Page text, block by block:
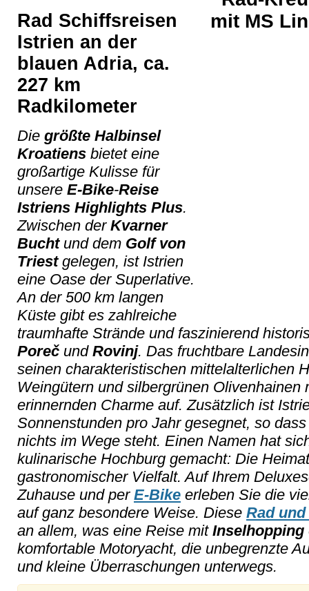
Rad Schiffsreisen
Istrien an der
blauen Adria, ca.
227 km
Radkilometer
Die größte Halbinsel
Kroatiens bietet eine
großartige Kulisse für
unsere E-Bike-Reise
Istriens Highlights Plus.
Zwischen der Kvarner
Buchtund dem Golf von
Triestgelegen, ist Istrien
eine Oase der Superlative.
An der 500 km langen
Küste gibt es zahlreiche
traumhafte Strände und faszinierend
Poreč und Rovinj. Das fruchtbare
seinen charakteristischen mittelalterlichen
Weingütern und silbergrünen
erinnernden Charme auf. Zusätzlich ist
Sonnenstunden pro Jahr gesegnet, so
nichts im Wege steht. Einen Namen hat
kulinarische Hochburg gemacht: Die
gastronomischer Vielfalt. Auf Ihrem
Zuhause und per E-Bike erleben Sie die
auf ganz besondere Weise. Diese Rad
an allem, was eine Reise mitInselhopping
komfortable Motoryacht, die unbegrenzte
und kleine Überraschungen unterwegs.